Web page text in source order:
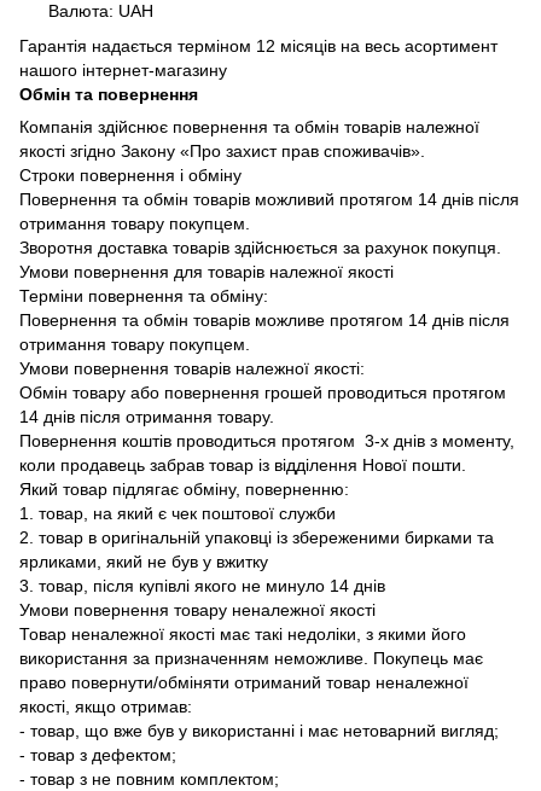
Валюта: UAH
Гарантія надається терміном 12 місяців на весь асортимент
нашого інтернет-магазину
Обмін та повернення
Компанія здійснює повернення та обмін товарів належної
якості згідно Закону «Про захист прав споживачів».
Строки повернення і обміну
Повернення та обмін товарів можливий протягом 14 днів після
отримання товару покупцем.
Зворотня доставка товарів здійснюється за рахунок покупця.
Умови повернення для товарів належної якості
Терміни повернення та обміну:
Повернення та обмін товарів можливе протягом 14 днів після
отримання товару покупцем.
Умови повернення товарів належної якості:
Обмін товару або повернення грошей проводиться протягом
14 днів після отримання товару.
Повернення коштів проводиться протягом 3-х днів з моменту,
коли продавець забрав товар із відділення Нової пошти.
Який товар підлягає обміну, поверненню:
1. товар, на який є чек поштової служби
2. товар в оригінальній упаковці із збереженими бирками та
ярликами, який не був у вжитку
3. товар, після купівлі якого не минуло 14 днів
Умови повернення товару неналежної якості
Товар неналежної якості має такі недоліки, з якими його
використання за призначенням неможливе. Покупець має
право повернути/обміняти отриманий товар неналежної
якості, якщо отримав:
- товар, що вже був у використанні і має нетоварний вигляд;
- товар з дефектом;
- товар з не повним комплектом;